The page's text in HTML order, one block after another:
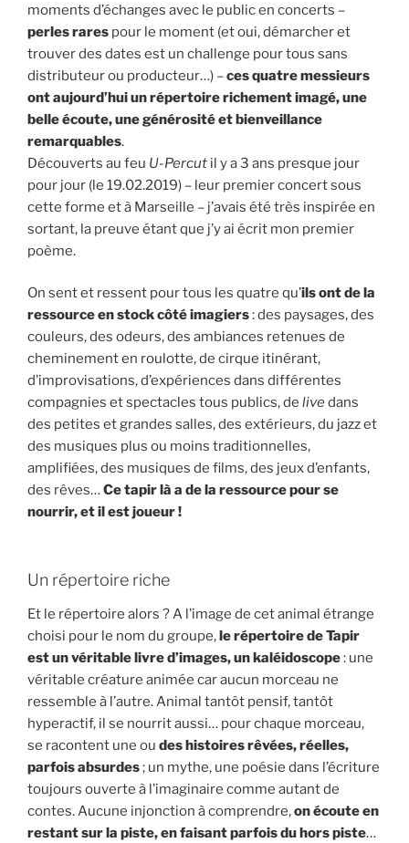
moments d’échanges avec le public en concerts –
perles rares pour le moment (et oui, démarcher et
trouver des dates est un challenge pour tous sans
distributeur ou producteur…) –ces quatre messieurs
ont aujourd’hui un répertoire richement imagé, une
belle écoute, une générosité et bienveillance
remarquables.
Découverts au feu U-Percut il y a 3 ans presque jour
pour jour (le 19.02.2019) – leur premier concert sous
cette forme et à Marseille – j’avais été très inspirée en
sortant, la preuve étant que j’y ai écrit mon premier
poème.
On sent et ressent pour tous les quatre qu’ils ont de la
ressource en stock côté imagiers: des paysages, des
couleurs, des odeurs, des ambiances retenues de
cheminement en roulotte, de cirque itinérant,
d’improvisations, d’expériences dans différentes
compagnies et spectacles tous publics, de livedans
des petites et grandes salles, des extérieurs, du jazz et
des musiques plus ou moins traditionnelles,
amplifiées, des musiques de films, des jeux d’enfants,
des rêves…Ce tapir là a de la ressource pour se
nourrir, et il est joueur !
Un répertoire riche
Et le répertoire alors ? A l’image de cet animal étrange
choisi pour le nom du groupe,le répertoire de Tapir
est un véritable livre d’images, un kaléidoscope: une
véritable créature animée car aucun morceau ne
ressemble à l’autre. Animal tantôt pensif, tantôt
hyperactif, il se nourrit aussi… pour chaque morceau,
se racontent une ou des histoires rêvées, réelles,
parfois absurdes; un mythe, une poésie dans l’écriture
toujours ouverte à l’imaginaire comme autant de
contes. Aucune injonction à comprendre,on écoute en
restant surla piste, en faisant parfois du hors piste…